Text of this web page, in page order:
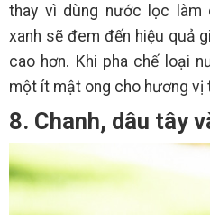
thay vì dùng nước lọc làm
xanh sẽ đem đến hiệu quả
cao hơn. Khi pha chế loại
một ít mật ong cho hương vị
8. Chanh, dâu tây